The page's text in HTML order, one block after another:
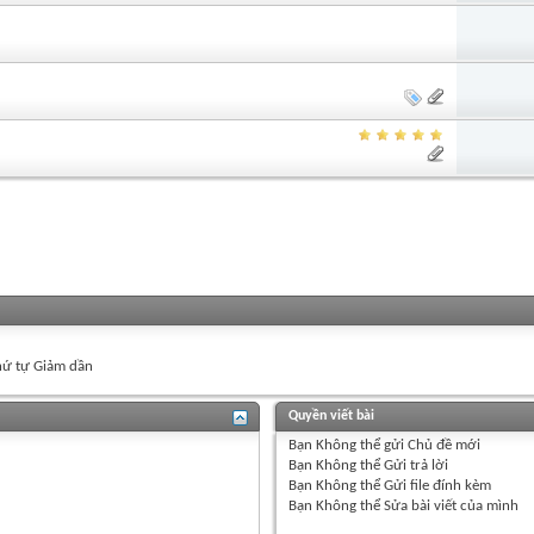
tự Giảm dần
Quyền viết bài
Bạn Không thểgửi Chủ đề mới
Bạn Không thểGửi trả lời
Bạn Không thểGửi file đính kèm
Bạn Không thểSửa bài viết của mình